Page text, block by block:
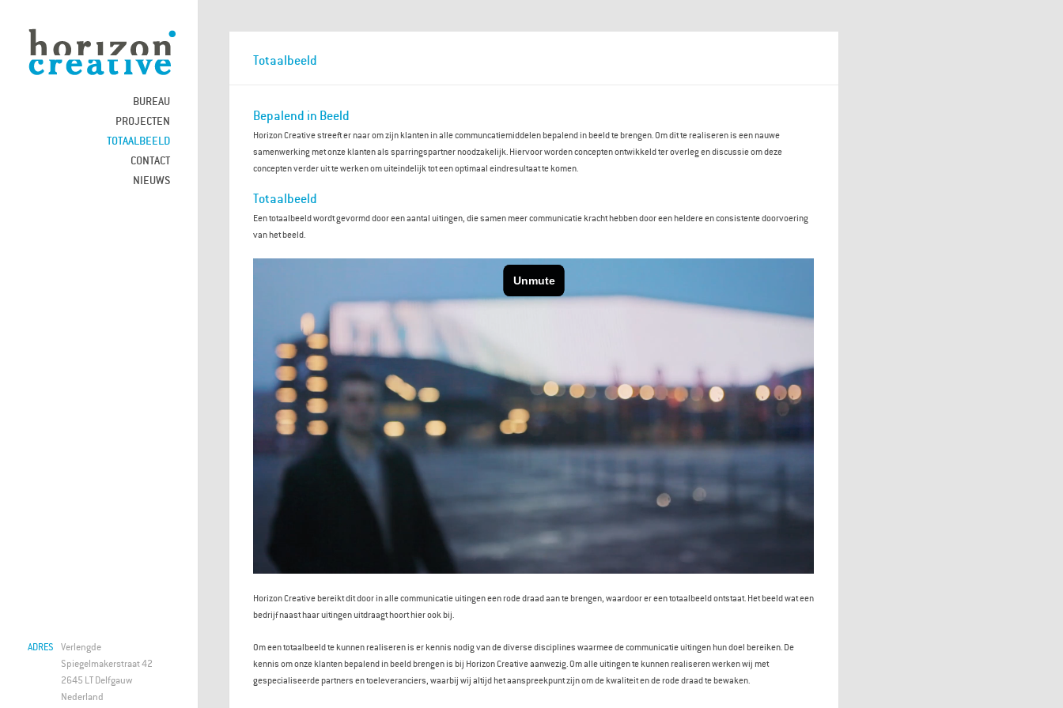
BUREAU
PROJECTEN
TOTAALBEELD
CONTACT
NIEUWS
Totaalbeeld
Bepalend in Beeld
Horizon Creative streeft er naar om zijn klanten in alle communcatiemiddelen bepalend in beeld te brengen. Om dit te realiseren is een nauwe
samenwerking met onze klanten als sparringspartner noodzakelijk. Hiervoor worden concepten ontwikkeld ter overleg en discussie om deze
concepten verder uit te werken om uiteindelijk tot een optimaal eindresultaat te komen.
Totaalbeeld
Een totaalbeeld wordt gevormd door een aantal uitingen, die samen meer communicatie kracht hebben door een heldere en consistente doorvoering
van het beeld.
Horizon Creative bereikt dit door in alle communicatie uitingen een rode draad aan te brengen, waardoor er een totaalbeeld ontstaat. Het beeld wat een
bedrijf naast haar uitingen uitdraagt hoort hier ook bij.
Om een totaalbeeld te kunnen realiseren is er kennis nodig van de diverse disciplines waarmee de communicatie uitingen hun doel bereiken. De
kennis om onze klanten bepalend in beeld brengen is bij Horizon Creative aanwezig. Om alle uitingen te kunnen realiseren werken wij met
gespecialiseerde partners en toeleveranciers, waarbij wij altijd het aanspreekpunt zijn om de kwaliteit en de rode draad te bewaken.
ADRES Verlengde
Spiegelmakerstraat 42
2645 LT Delfgauw
Nederland